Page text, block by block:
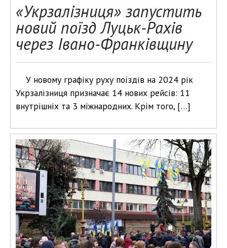
«Укрзалізниця» запустить
новий поїзд Луцьк-Рахів
через Івано-Франківщину
У новому графіку руху поїздів на 2024 рік
Укрзалізниця призначає 14 нових рейсів: 11
внутрішніх та 3 міжнародних. Крім того, […]